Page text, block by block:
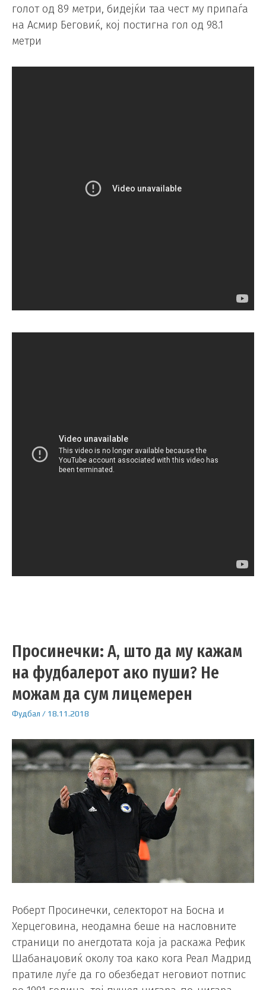
голот од 89 метри, бидејќи таа чест му припаѓа
на Асмир Беговиќ, кој постигна гол од 98.1
метри
Просинечки: А, што да му кажам
на фудбалерот ако пуши? Не
можам да сум лицемерен
Фудбал / 18.11.2018
Роберт Просинечки, селекторот на Босна и
Херцеговина, неодамна беше на насловните
страници по анегдотата која ја раскажа Рефик
Шабанаџовиќ околу тоа како кога Реал Мадрид
пратиле луѓе да го обезбедат неговиот потпис